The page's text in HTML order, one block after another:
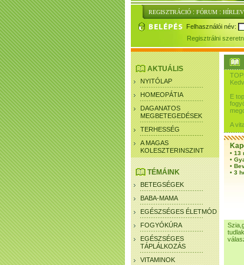
REGISZTRÁCIÓ : FÓRUM :
Felhasználói név:
Regisztrálni
AKTUÁLIS
NYITÓLAP
HOMEOPÁTIA
DAGANATOS
MEGBETEGEDÉSEK
TERHESSÉG
A MAGAS
KOLESZTERINSZINT
TÉMÁINK
BETEGSÉGEK
BABA-MAMA
EGÉSZSÉGES ÉLETMÓD
FOGYÓKÚRA
EGÉSZSÉGES
TÁPLÁLKOZÁS
VITAMINOK
E
A
• 13
•
•
• 3